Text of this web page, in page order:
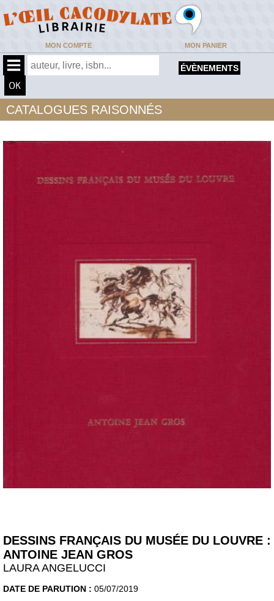
MON COMPTE MON PANIER
ÉVÈNEMENTS
CATALOGUES RAISONNÉS
DESSINS FRANÇAIS DU MUSÉE DU LOUVRE :
ANTOINE JEAN GROS
LAURA ANGELUCCI
DATE DE PARUTION : 05/07/2019